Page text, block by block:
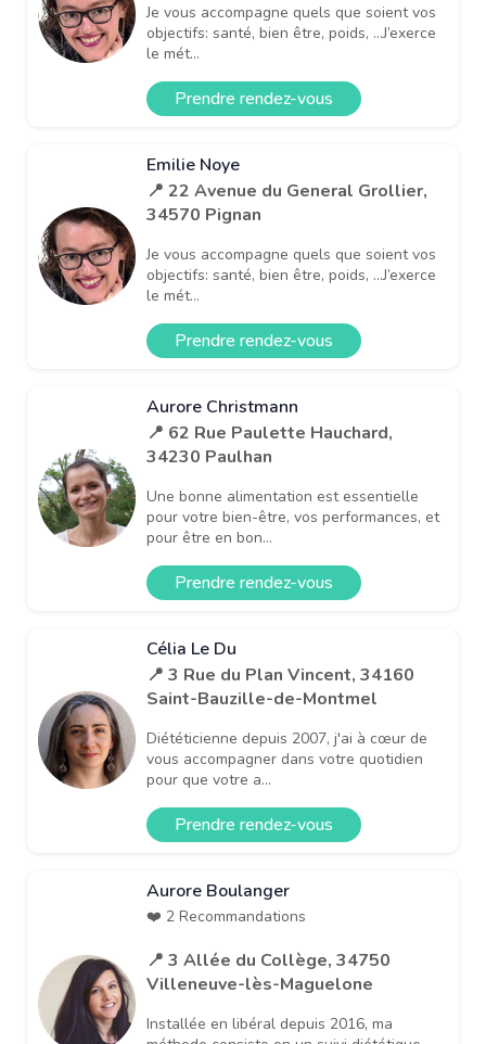
Je vous accompagne quels que soient vos
objectifs: santé, bien être, poids, …J’exerce
le mét...
Prendre rendez-vous
Emilie Noye
📍 22 Avenue du General Grollier,
34570 Pignan
Je vous accompagne quels que soient vos
objectifs: santé, bien être, poids, …J’exerce
le mét...
Prendre rendez-vous
Aurore Christmann
📍 62 Rue Paulette Hauchard,
34230 Paulhan
Une bonne alimentation est essentielle
pour votre bien-être, vos performances, et
pour être en bon...
Prendre rendez-vous
Célia Le Du
📍 3 Rue du Plan Vincent, 34160
Saint-Bauzille-de-Montmel
Diététicienne depuis 2007, j'ai à cœur de
vous accompagner dans votre quotidien
pour que votre a...
Prendre rendez-vous
Aurore Boulanger
❤️ 2 Recommandations
📍 3 Allée du Collège, 34750
Villeneuve-lès-Maguelone
Installée en libéral depuis 2016, ma